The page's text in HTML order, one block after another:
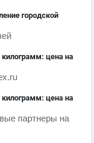
городской
цена на
цена на
партнеры на